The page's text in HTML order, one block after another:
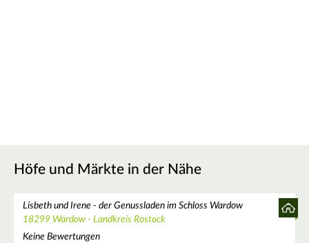
Höfe und Märkte in der Nähe
Lisbeth und Irene - der Genussladen im Schloss Wardow
18299 Wardow - Landkreis Rostock
Keine Bewertungen